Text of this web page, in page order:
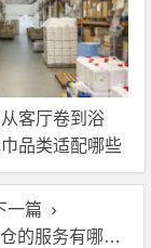
客厅卷到浴
品类适配哪些
一篇
哪些？这篇文章告诉你